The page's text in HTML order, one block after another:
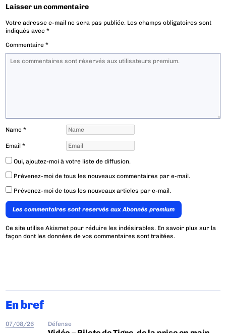
Laisser un commentaire
Votre adresse e-mail ne sera pas publiée. Les champs obligatoires sont
indiqués avec*
Commentaire*
Name*
Email*
Oui, ajoutez-moi à votre liste de diffusion.
Prévenez-moi de tous les nouveaux commentaires par e-mail.
Prévenez-moi de tous les nouveaux articles par e-mail.
Les commentaires sont reservés aux Abonnés premium
Ce site utilise Akismet pour réduire les indésirables. En savoir plus sur la
façon dont les données de vos commentaires sont traitées.
En bref
07/08/26 Défense